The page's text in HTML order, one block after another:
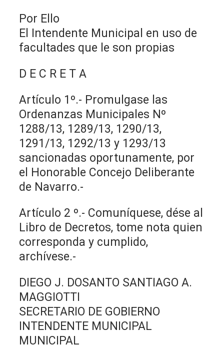
Por Ello
El Intendente Municipal en uso de
facultades que le son propias
D E C R E T A
Artículo 1º.- Promulgase las
Ordenanzas Municipales Nº
1288/13, 1289/13, 1290/13,
1291/13, 1292/13 y 1293/13
sancionadas oportunamente, por
el Honorable Concejo Deliberante
de Navarro.-
Artículo 2 º.- Comuníquese, dése al
Libro de Decretos, tome nota quien
corresponda y cumplido,
archívese.-
DIEGO J. DOSANTO SANTIAGO A.
MAGGIOTTI
SECRETARIO DE GOBIERNO
INTENDENTE MUNICIPAL
MUNICIPAL